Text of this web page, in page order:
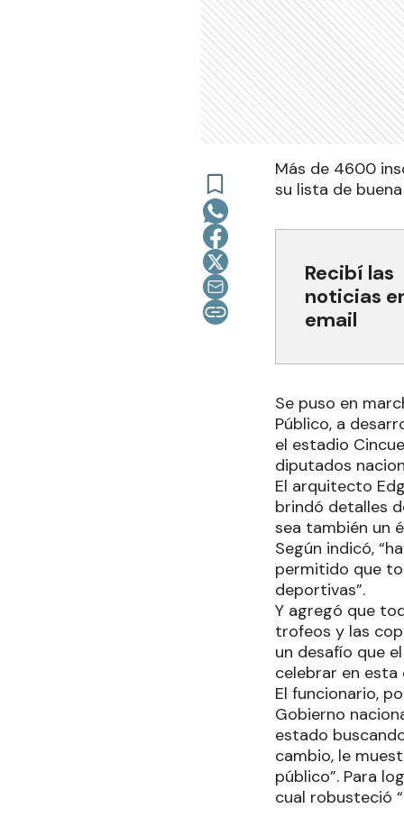
Más de 4600
su lista de
Recibí las
noticias
email
Se puso en
Público, a
el estadio
diputados
El arquitecto
brindó detalles
sea también un
Según indicó,
permitido que
deportivas”.
Y agregó que
trofeos y las
un desafío que
celebrar en esta
El funcionario,
Gobierno
estado
cambio, le
público”. Para
cual robusteció